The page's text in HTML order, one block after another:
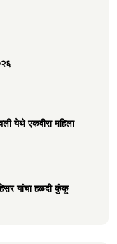
येथे एकवीरा महिला
यांचा हळदी कुंकू